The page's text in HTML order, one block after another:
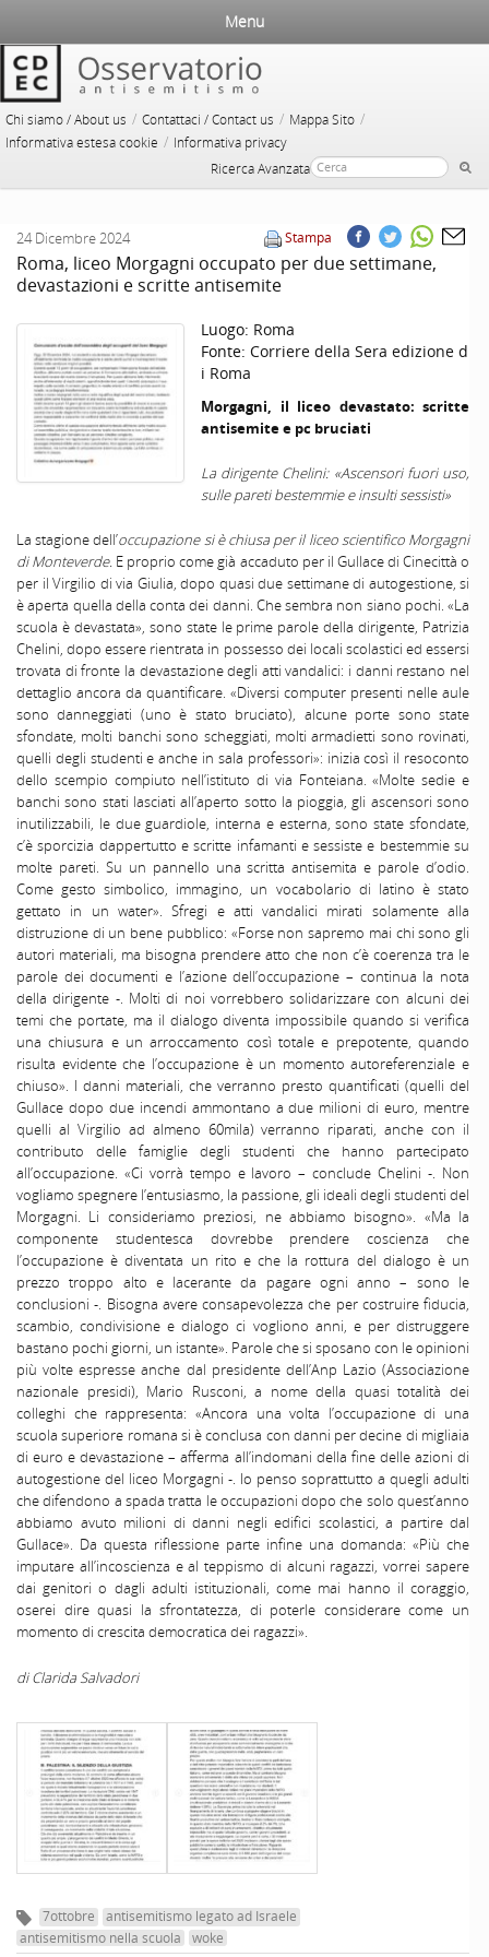
Chi siamo / About us / Contattaci / Contact us / Mappa Sito /
Informativa estesa cookie / Informativa privacy
Ricerca Avanzata
Menu
Stampa
24 Dicembre 2024
Roma, liceo Morgagni occupato per due settimane,
devastazioni e scritte antisemite
Luogo: Roma
Fonte: Corriere della Sera edizione d
i Roma
Morgagni, il liceo devastato: scritte
antisemite e pc bruciati
La dirigente Chelini: «Ascensori fuori uso,
sulle pareti bestemmie e insulti sessisti»
La stagione dell’occupazione si è chiusa per il liceo scientifico Morgagni
di Monteverde. E proprio come già accaduto per il Gullace di Cinecittà o
per il Virgilio di via Giulia, dopo quasi due settimane di autogestione, si
è aperta quella della conta dei danni. Che sembra non siano pochi. «La
scuola è devastata», sono state le prime parole della dirigente, Patrizia
Chelini, dopo essere rientrata in possesso dei locali scolastici ed essersi
trovata di fronte la devastazione degli atti vandalici: i danni restano nel
dettaglio ancora da quantificare. «Diversi computer presenti nelle aule
sono danneggiati (uno è stato bruciato), alcune porte sono state
sfondate, molti banchi sono scheggiati, molti armadietti sono rovinati,
quelli degli studenti e anche in sala professori»: inizia così il resoconto
dello scempio compiuto nell’istituto di via Fonteiana. «Molte sedie e
banchi sono stati lasciati all’aperto sotto la pioggia, gli ascensori sono
inutilizzabili, le due guardiole, interna e esterna, sono state sfondate,
c’è sporcizia dappertutto e scritte infamanti e sessiste e bestemmie su
molte pareti. Su un pannello una scritta antisemita e parole d’odio.
Come gesto simbolico, immagino, un vocabolario di latino è stato
gettato in un water». Sfregi e atti vandalici mirati solamente alla
distruzione di un bene pubblico: «Forse non sapremo mai chi sono gli
autori materiali, ma bisogna prendere atto che non c’è coerenza tra le
parole dei documenti e l’azione dell’occupazione – continua la nota
della dirigente -. Molti di noi vorrebbero solidarizzare con alcuni dei
temi che portate, ma il dialogo diventa impossibile quando si verifica
una chiusura e un arroccamento così totale e prepotente, quando
risulta evidente che l’occupazione è un momento autoreferenziale e
chiuso». I danni materiali, che verranno presto quantificati (quelli del
Gullace dopo due incendi ammontano a due milioni di euro, mentre
quelli al Virgilio ad almeno 60mila) verranno riparati, anche con il
contributo delle famiglie degli studenti che hanno partecipato
all’occupazione. «Ci vorrà tempo e lavoro – conclude Chelini -. Non
vogliamo spegnere l’entusiasmo, la passione, gli ideali degli studenti del
Morgagni. Li consideriamo preziosi, ne abbiamo bisogno». «Ma la
componente studentesca dovrebbe prendere coscienza che
l’occupazione è diventata un rito e che la rottura del dialogo è un
prezzo troppo alto e lacerante da pagare ogni anno – sono le
conclusioni -. Bisogna avere consapevolezza che per costruire fiducia,
scambio, condivisione e dialogo ci vogliono anni, e per distruggere
bastano pochi giorni, un istante». Parole che si sposano con le opinioni
più volte espresse anche dal presidente dell’Anp Lazio (Associazione
nazionale presidi), Mario Rusconi, a nome della quasi totalità dei
colleghi che rappresenta: «Ancora una volta l’occupazione di una
scuola superiore romana si è conclusa con danni per decine di migliaia
di euro e devastazione – afferma all’indomani della fine delle azioni di
autogestione del liceo Morgagni -. Io penso soprattutto a quegli adulti
che difendono a spada tratta le occupazioni dopo che solo quest’anno
abbiamo avuto milioni di danni negli edifici scolastici, a partire dal
Gullace». Da questa riflessione parte infine una domanda: «Più che
imputare all’incoscienza e al teppismo di alcuni ragazzi, vorrei sapere
dai genitori o dagli adulti istituzionali, come mai hanno il coraggio,
oserei dire quasi la sfrontatezza, di poterle considerare come un
momento di crescita democratica dei ragazzi».
di Clarida Salvadori
7ottobre
antisemitismo legato ad Israele
antisemitismo nella scuola
woke